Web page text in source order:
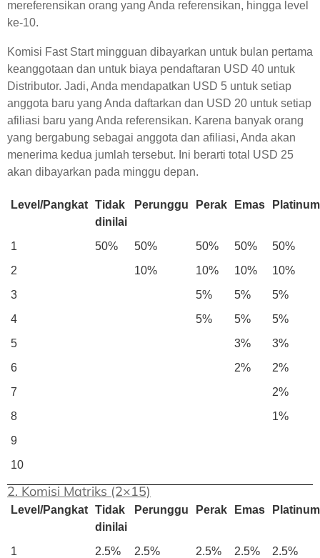
mereferensikan orang yang Anda referensikan, hingga level
ke-10.
Komisi Fast Start mingguan dibayarkan untuk bulan pertama
keanggotaan dan untuk biaya pendaftaran USD 40 untuk
Distributor. Jadi, Anda mendapatkan USD 5 untuk setiap
anggota baru yang Anda daftarkan dan USD 20 untuk setiap
afiliasi baru yang Anda referensikan. Karena banyak orang
yang bergabung sebagai anggota dan afiliasi, Anda akan
menerima kedua jumlah tersebut. Ini berarti total USD 25
akan dibayarkan pada minggu depan.
Level/Pangkat Tidak
dinilai
Perunggu Perak Emas Platinum
1 50% 50% 50% 50%
50%
2
10% 10% 10%
10%
3
5% 5%
5%
4
5% 5%
5%
5
3%
3%
6
2%
2%
7
2%
8
1%
9
10
2. Komisi Matriks (2×15)
Level/Pangkat Tidak
dinilai
Perunggu Perak Emas Platinum
1 2.5% 2.5% 2.5% 2.5%
2.5%